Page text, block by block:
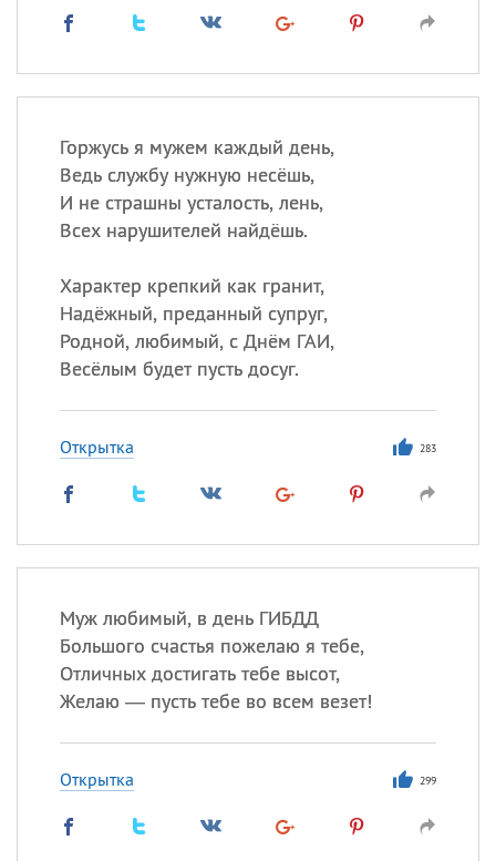
Горжусь я мужем каждый день,
Ведь службу нужную несёшь,
И не страшны усталость, лень,
Всех нарушителей найдёшь.
Характер крепкий как гранит,
Надёжный, преданный супруг,
Родной, любимый, с Днём ГАИ,
Весёлым будет пусть досуг.
Открытка 283
Муж любимый, в день ГИБДД
Большого счастья пожелаю я тебе,
Отличных достигать тебе высот,
Желаю — пусть тебе во всем везет!
Открытка 299
Алена Анастасия
происхождение